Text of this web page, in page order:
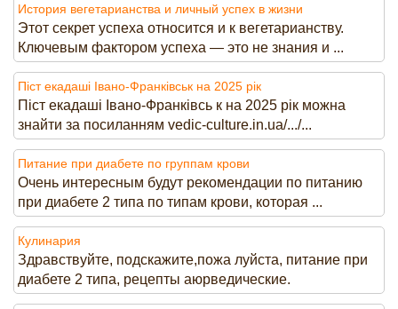
История вегетарианства и личный успех в жизни
Этот секрет успеха относится и к вегетарианству.
Ключевым фактором успеха — это не знания и ...
Піст екадаші Івано-Франківськ на 2025 рік
Піст екадаші Івано-Франківсь к на 2025 рік можна
знайти за посиланням vedic-culture.in.ua/.../...
Питание при диабете по группам крови
Очень интересным будут рекомендации по питанию
при диабете 2 типа по типам крови, которая ...
Кулинария
Здравствуйте, подскажите,пожа луйста, питание при
диабете 2 типа, рецепты аюрведические.